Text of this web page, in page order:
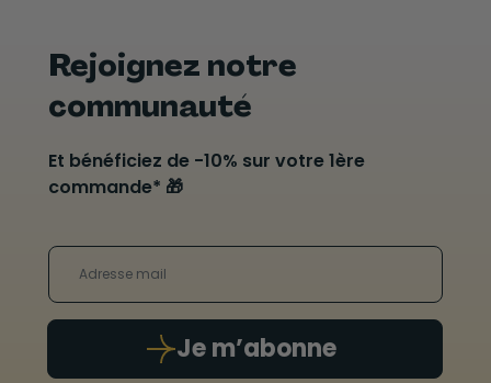
Rejoignez notre
communauté
Et bénéficiez de -10% sur votre 1ère
commande* 🎁
Je m’abonne